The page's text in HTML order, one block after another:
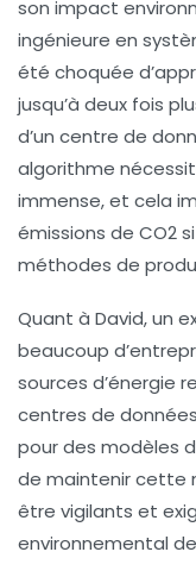
son impact
ingénieure en
été choquée
jusqu’à deux fois
d’un centre de
algorithme
immense, et cela
émissions de CO2
méthodes de
Quant à David, un
beaucoup
sources d’énergie
centres de
pour des modèles
de maintenir cette
être vigilants et
environnemental